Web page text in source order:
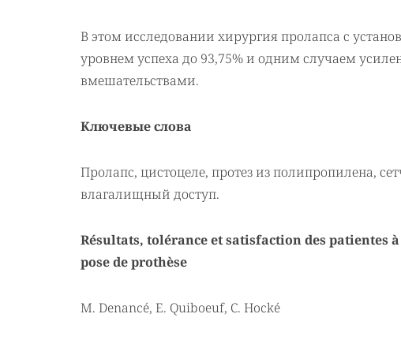
В этом исследовании хирургия пролапса с
уровнем успеха до 93,75% и одним случаем
вмешательствами.
Ключевые слова
Пролапс, цистоцеле, протез из полипропилена,
влагалищный доступ.
Résultats, tolérance et satisfaction des patientes
pose de prothèse
M. Denancé, E. Quiboeuf, C. Hocké